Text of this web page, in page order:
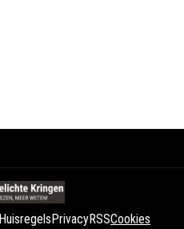
Huisregels PrivacyRSSCookies